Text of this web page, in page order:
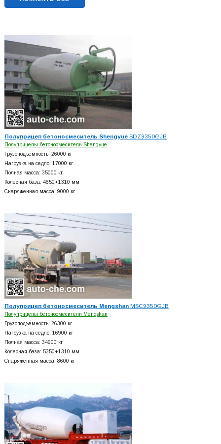
Полуприцеп бетоносмеситель ShengyueSDZ9350GJB
Полуприцепы бетоносмесители Shengyue
Грузоподъемность: 26000 кг
Нагрузка на седло: 17000 кг
Полная масса: 35000 кг
Колесная база: 4650+1310 мм
Снаряженная масса: 9000 кг
Полуприцеп бетоносмеситель MengshanMSC9350GJB
Полуприцепы бетоносмесители Mengshan
Грузоподъемность: 26300 кг
Нагрузка на седло: 16900 кг
Полная масса: 34900 кг
Колесная база: 5350+1310 мм
Снаряженная масса: 8600 кг